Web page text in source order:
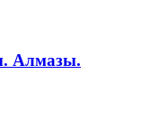
Алмазы.